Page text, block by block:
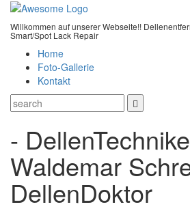
Willkommen auf unserer Webseite!!
Smart/Spot Lack Repair
Home
Foto-Gallerie
Kontakt
-
Waldemar
DellenDoktor